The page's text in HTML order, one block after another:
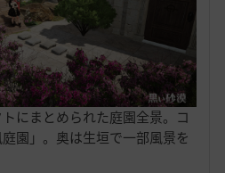
にまとめられた庭園全景。コ
園」。奥は生垣で一部風景を